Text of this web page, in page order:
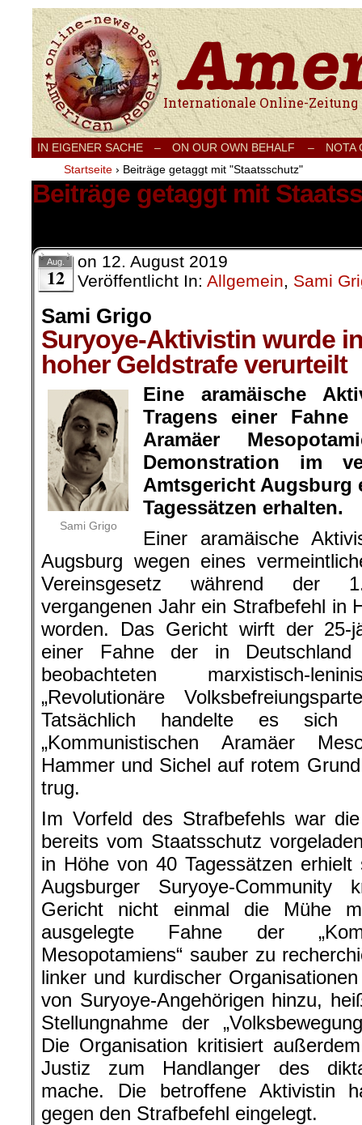
Internationale Onlinezeitung für Frieden,
IN EIGENER SACHE – ON OUR OWN BEHALF –
NOTA
Startseite › Beiträge getaggt mit "Staatsschutz"
Beiträge getaggt mit
Aug.
12
on 12. August 2019
Veröffentlicht In: Allgemein, Sami
Sami Grigo
Suryoye-Aktivistin wurde
hoher Geldstrafe verurteilt
Sami Grigo
Eine aramäische
Tragens einer Fahne
Aramäer
Demonstration im
Amtsgericht Augsburg
Tagessätzen erhalten.
Einer aramäische
Augsburg wegen eines
Vereinsgesetz während der
vergangenen Jahr ein Strafbefehl in
worden. Das Gericht wirft der 25-
einer Fahne der in Deutschland
beobachteten marxistisch-
„Revolutionäre
Tatsächlich handelte es
„Kommunistischen Aramäer
Hammer und Sichel auf rotem
trug.
Im Vorfeld des Strafbefehls war
bereits vom Staatsschutz
in Höhe von 40 Tagessätzen
Augsburger Suryoye-
Gericht nicht einmal die Mühe
ausgelegte Fahne der
Mesopotamiens“ sauber zu
linker und kurdischer
von Suryoye-Angehörigen hinzu,
Stellungnahme der
Die Organisation kritisiert
Justiz zum Handlanger des
mache. Die betroffene Aktivistin
gegen den Strafbefehl eingelegt.